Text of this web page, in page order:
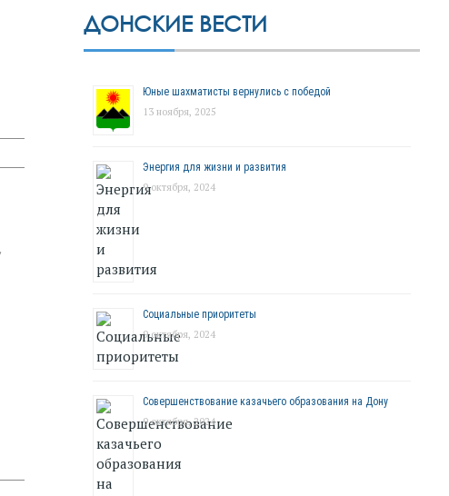
ДОНСКИЕ ВЕСТИ
Юные шахматисты вернулись с победой
13 ноября, 2025
Энергия для жизни и развития
9 октября, 2024
Социальные приоритеты
9 октября, 2024
Совершенствование казачьего образования на Дону
9 октября, 2024